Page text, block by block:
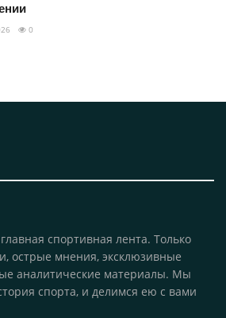
0
спортивная лента. Только
острые мнения, эксклюзивные
аналитические материалы. Мы
спорта, и делимся ею с вами